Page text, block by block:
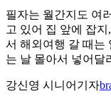
필자는 월간지도 여
고 있어 집 앞에 잡
서 해외여행 갈 때는
는 날 몰아서 넣어달
강신영 시니어기자